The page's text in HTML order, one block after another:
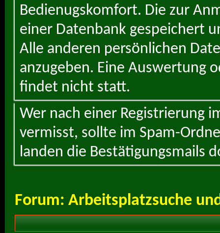
Bedienugskomfort. Die zur
einer Datenbank gespeichert
Alle anderen persönlichen
anzugeben. Eine Auswertung
findet nicht statt.
Wer nach einer Registrierung
vermisst, sollte im Spam-
landen die Bestätigungsmails
Forum: Arbeitsplatzsuche